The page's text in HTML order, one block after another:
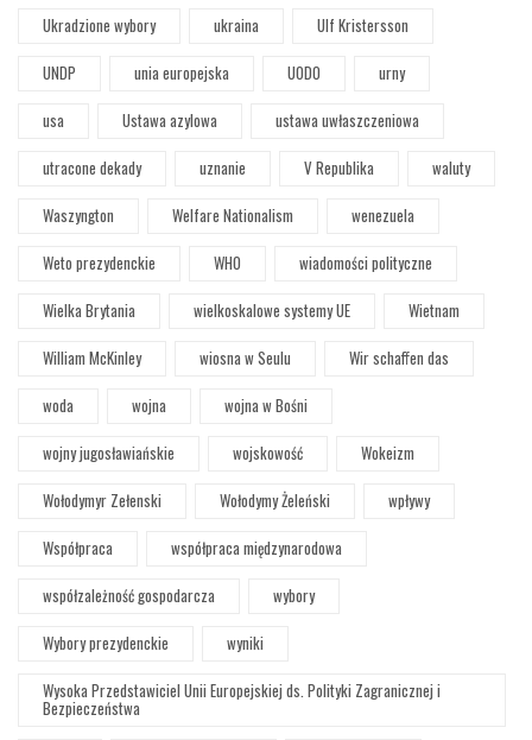
Ukradzione wybory
ukraina
Ulf Kristersson
UNDP
unia europejska UODO
urny
usa
Ustawa azylowa
ustawa uwłaszczeniowa
utracone dekady
uznanie V Republika
waluty
Waszyngton
Welfare Nationalism
wenezuela
Weto prezydenckie
WHO
wiadomości polityczne
Wielka Brytania
wielkoskalowe systemy UE
Wietnam
William McKinley
wiosna w Seulu
Wir schaffen das
woda
wojna
wojna w Bośni
wojny jugosławiańskie
wojskowość
Wokeizm
Wołodymyr Zełenski
Wołodymy Żeleński
wpływy
Współpraca
współpraca międzynarodowa
współzależność gospodarcza
wybory
Wybory prezydenckie
wyniki
Wysoka Przedstawiciel Unii Europejskiej ds. Polityki Zagranicznej i
Bezpieczeństwa